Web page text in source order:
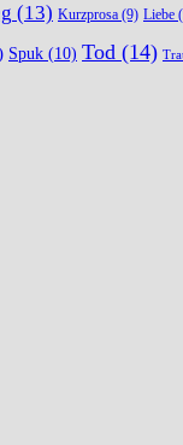
(13) Kurzprosa (9) Liebe
Spuk (10) Tod (14)